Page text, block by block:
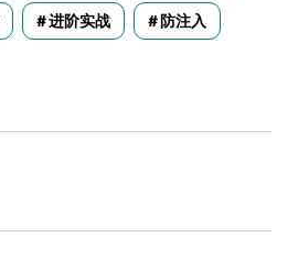
进阶实战 防注入